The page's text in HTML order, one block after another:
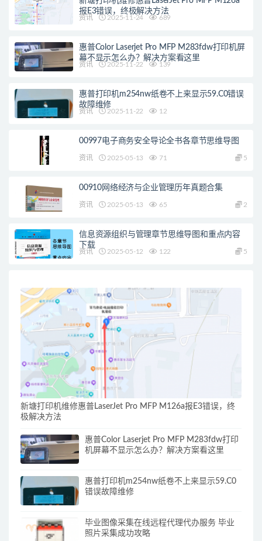
报E3错误，终极解决方法
资讯 2025-11-24 689
惠普Color Laserjet Pro MFP M283fdw打印机屏
幕不显示怎么办？解决方案看这里
资讯 2025-11-22 139
惠普打印机m254nw纸卷不上来显示59.C0错误
故障维修
资讯 2025-11-22 12
00997电子商务安全导论全书各章节思维导图
资讯 2025-05-13 71 5
00910网络经济与企业管理历年真题合集
资讯 2025-05-13 65 2
信息资源组织与管理章节思维导图和重点内容
下载
资讯 2025-05-12 122 5
新塘打印机维修惠普LaserJet Pro MFP M126a报E3错误，终
极解决方法
惠普Color Laserjet Pro MFP M283fdw打印
机屏幕不显示怎么办？解决方案看这里
惠普打印机m254nw纸卷不上来显示59.C0
错误故障维修
毕业图像采集在线远程代理代办服务 毕业
照片采集成功攻略